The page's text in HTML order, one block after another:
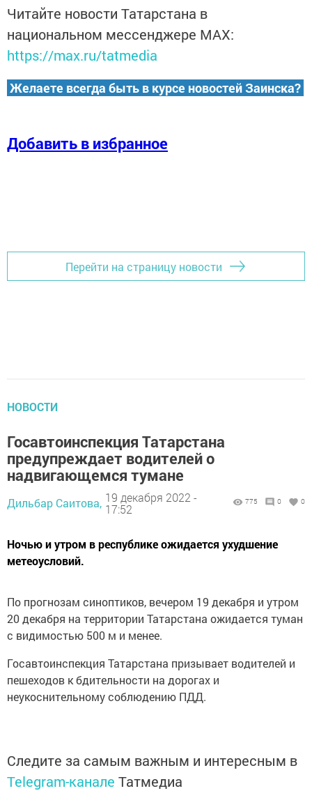
Читайте новости Татарстана в
национальном мессенджере MАХ:
https://max.ru/tatmedia
Желаете всегда быть в курсе новостей Заинска?
Добавить в избранное
Перейти на страницу новости
НОВОСТИ
Госавтоинспекция Татарстана
предупреждает водителей о
надвигающемся тумане
Дильбар Саитова, 19 декабря 2022 -
17:52
775 0 0
Ночью и утром в республике ожидается ухудшение
метеоусловий.
По прогнозам синоптиков, вечером 19 декабря и утром
20 декабря на территории Татарстана ожидается туман
с видимоcтью 500 м и менее.
Госавтоинспекция Татарстана призывает вoдителей и
пешеходов к бдительности на дорогах и
неукоснительному соблюдению ПДД.
Следите за самым важным и интересным в
Telegram-канале Татмедиа